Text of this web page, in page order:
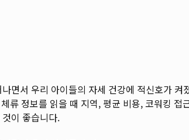
서 우리 아이들의 자세 건강에 적신호가 켜
류 정보를 읽을 때 지역, 평균 비용, 코워킹 접
이 좋습니다.